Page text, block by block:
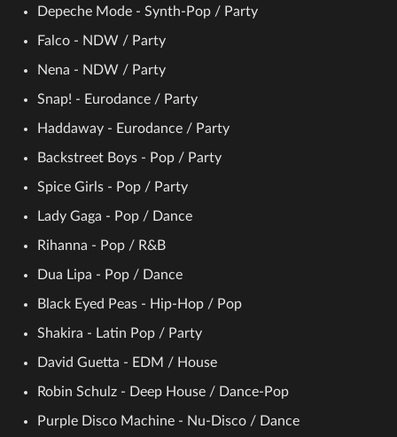
Depeche Mode - Synth-Pop / Party
Falco - NDW / Party
Nena - NDW / Party
Snap! - Eurodance / Party
Haddaway - Eurodance / Party
Backstreet Boys - Pop / Party
Spice Girls - Pop / Party
Lady Gaga - Pop / Dance
Rihanna - Pop / R&B
Dua Lipa - Pop / Dance
Black Eyed Peas - Hip-Hop / Pop
Shakira - Latin Pop / Party
David Guetta - EDM / House
Robin Schulz - Deep House / Dance-Pop
Purple Disco Machine - Nu-Disco / Dance